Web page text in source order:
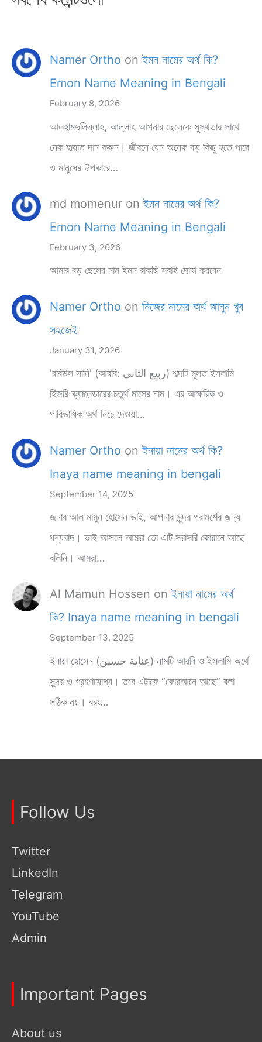
Namer Ortho onইমন নামের অর্থ কি?
Emon Name Meaning in Bengali
February 8, 2026
আলহামদুলিল্লাহ, আল্লাহ আপনার ছেলেকে সুস্থতার সাথে
নেক হায়াত দান করুন। জীবনে যেন অনেক বড় কিছু হতে পারে
ও মানুষের উপকারে…
md momenur onইমন নামের অর্থ কি?
Emon Name Meaning in Bengali
February 3, 2026
আমার বড় ছেলের নাম ইমন রাকছি সবাই দোয়া করবেন
Namer Ortho on নিজের নামের অর্থ জানুন খুব
সহজেই
January 31, 2026
'রবিউল সানি' (আরবি: ربيع الثاني) শব্দটি মূলত ইসলামি
হিজরি ক্যালেন্ডারের চতুর্থ মাসের নাম। এর আক্ষরিক ও
পারিভাষিক অর্থ নিচে দেওয়া…
Namer Ortho onইনায়া নামের অর্থ কি?
Inaya name meaning in bengali
September 14, 2025
জনাব আল মামুন হোসেন ভাই, আপনার সুন্দর পরামর্শের জন্য
ধন্যবাদ। ভাই আসলে আমরা তো এটি সরাসরি কোরানে আছে
বলিনি। আমরা…
Al Mamun Hossen onইনায়া নামের অর্থ
কি? Inaya name meaning in bengali
September 13, 2025
ইনায়া হোসেন (عِناية حسين) নামটি আরবি ও ইসলামি অর্থে
সুন্দর ও গ্রহণযোগ্য। তবে এটাকে “কোরআনে আছে” বলা
সঠিক নয়। বরং…
Follow Us
Twitter
LinkedIn
Telegram
YouTube
Admin
Important Pages
About us